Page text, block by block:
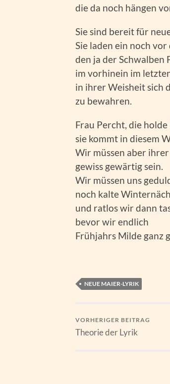
die da noch hängen
Sie sind bereit für
Sie laden ein noch vor
den ja der Schwalben
im vorhinein im
in ihrer Weisheit sich
zu bewahren.
Frau Percht, die holde
sie kommt in diesem
Wir müssen aber
gewiss gewärtig sein.
Wir müssen uns
noch kalte
und ratlos wir dann
bevor wir endlich
Frühjahrs Milde ganz
NEUE MAIER-LYRIK
VORHERIGER BEITRAG
Theorie der Lyrik